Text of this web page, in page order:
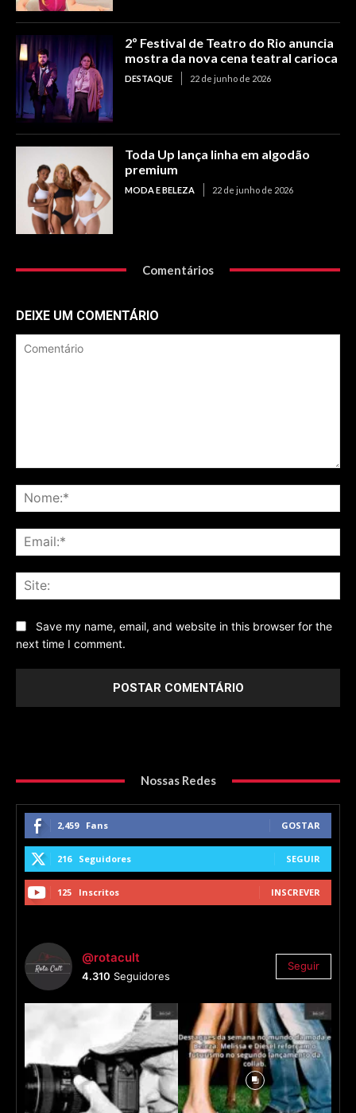
2º Festival de Teatro do Rio anuncia
mostra da nova cena teatral carioca
DESTAQUE 22 de junho de 2026
Toda Up lança linha em algodão
premium
MODA E BELEZA 22 de junho de 2026
Comentários
DEIXE UM COMENTÁRIO
Save my name, email, and website in this browser for the
next time I comment.
Nossas Redes
2,459 Fans GOSTAR
216 Seguidores SEGUIR
125 Inscritos INSCREVER
@rotacult
4.310 Seguidores
Seguir